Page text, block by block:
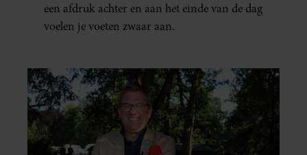
een afdruk achter en aan het einde van de dag
voelen je voeten zwaar aan.